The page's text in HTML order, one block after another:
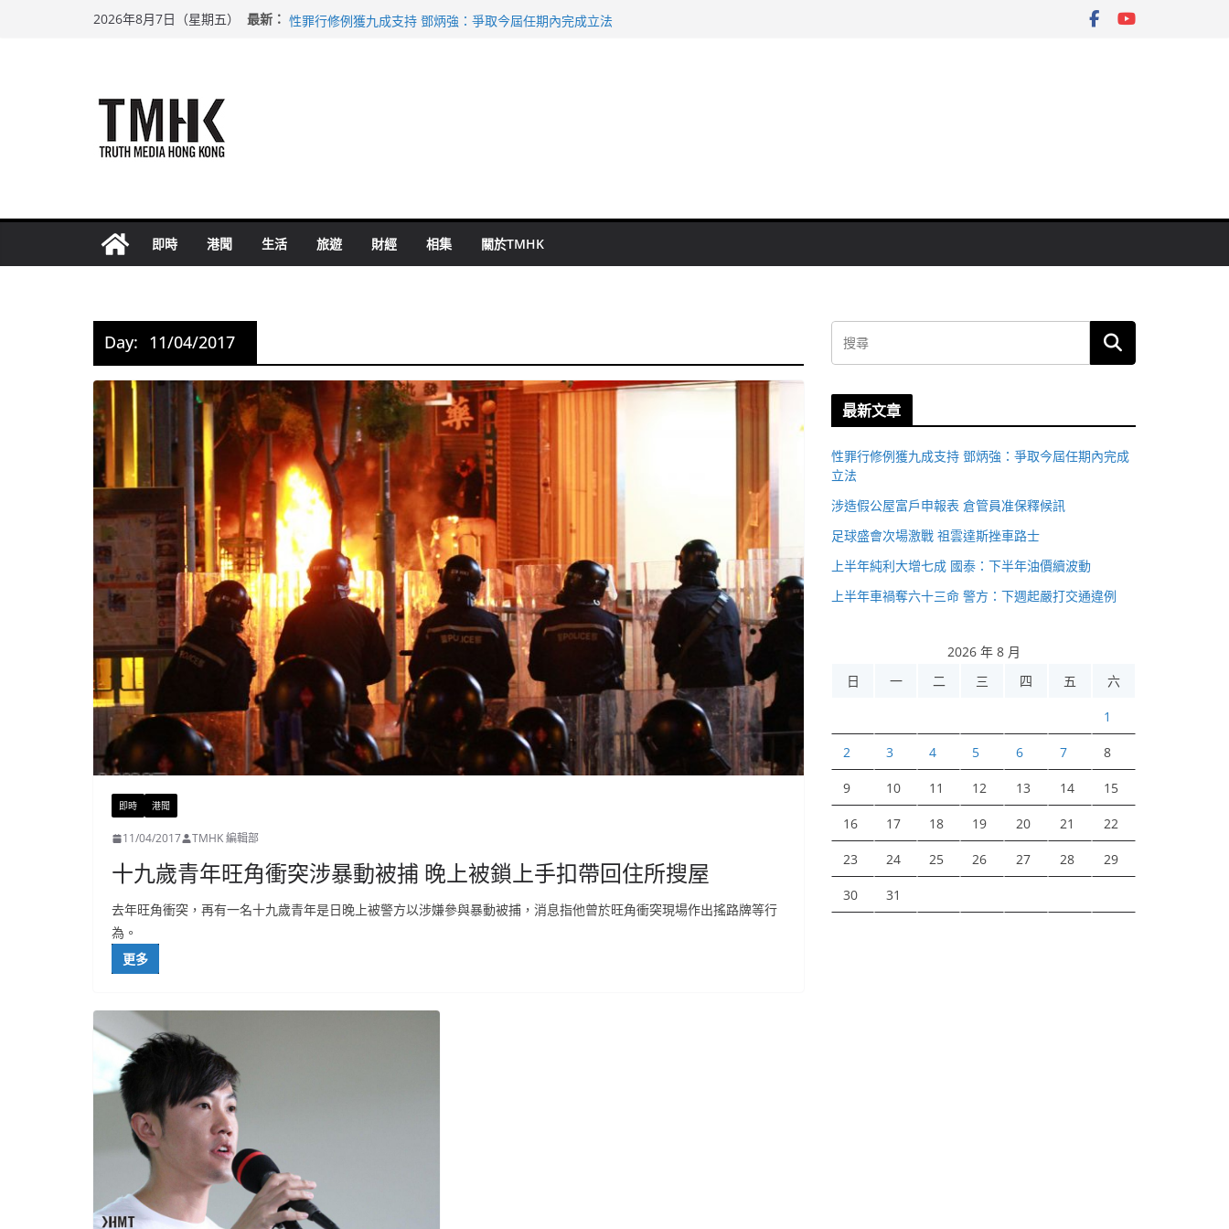
2026年8月7日（星期五） 最新： 上半年車禍奪六十三命 警方：下週起嚴打交通違例
性罪行修例獲九成支持 鄧炳強：爭取今屆任期內完成立法
即時 港聞 生活 旅遊 財經 相集 關於TMHK
Day: 11/04/2017
即時 港聞
11/04/2017 TMHK 編輯部
十九歲青年旺角衝突涉暴動被捕 晚上被鎖上手扣帶回住所搜屋
去年旺角衝突，再有一名十九歲青年是日晚上被警方以涉嫌參與暴動被捕，消息指他曾於旺角衝突現場作出搖路牌等行
為。
更多
最新文章
性罪行修例獲九成支持 鄧炳強：爭取今屆任期內完成
立法
涉造假公屋富戶申報表 倉管員准保釋候訊
足球盛會次場激戰 祖雲達斯挫車路士
上半年純利大增七成 國泰：下半年油價續波動
上半年車禍奪六十三命 警方：下週起嚴打交通違例
2026 年 8 月
日
一 二 三 四 五 六
1
2 3 4 5 6 7 8
9 10 11 12 13 14 15
16 17 18 19 20 21 22
23 24 25 26 27 28 29
30 31